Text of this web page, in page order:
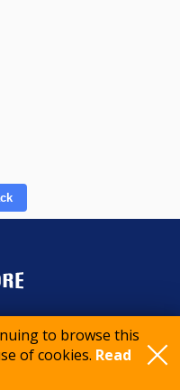
to browse this
of cookies. Read
International